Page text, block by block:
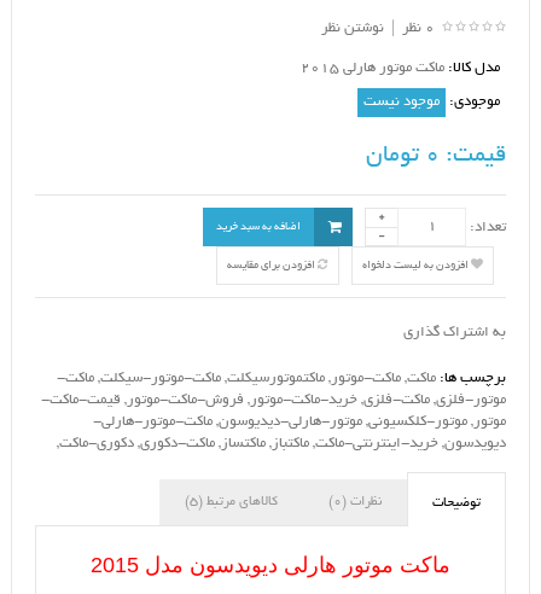
0 نظر نوشتن نظر
مدل کالا: ماکت موتور هارلی 2015
موجودی: موجود نیست
قیمت:
تعداد: اضافه به سبد خرید
افزودن به لیست دلخواه افزودن برای مقایسه
به اشتراک گذاری
برچسب ها: ماکت, ماکت-موتور , ماکتموتورسیکلت, ماکت-موتور-سیکلت, ماکت-
موتور-فلزی, ماکت-فلزی, خرید-ماکت-موتور , فروش-ماکت-موتور , قیمت-ماکت-
موتور , موتور-کلکسیونی, موتور-هارلی-دیدیوسون, ماکت-موتور-هارلی-
دیویدسون, خرید-اینترنتی-ماکت, ماکتباز , ماکتساز , ماکت-دکوری, دکوری-ماکت,
توضیحات نظرات (0) کالاهای مرتبط (5)
ماکت موتور هارلی دیویدسون مدل 2015